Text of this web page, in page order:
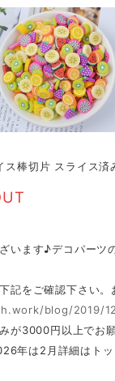
棒切片 スライス
います♪デコパーツ
記をご確認下さい
blog/2019/
が3000円以上でお
年は2月詳細はト